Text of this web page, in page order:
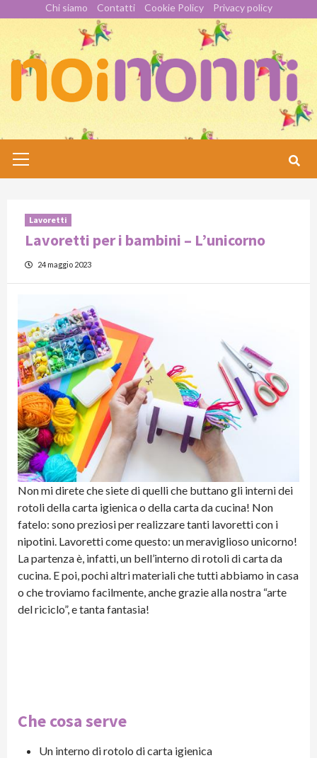
content
Chi siamo Contatti Cookie Policy Privacy policy
Menu
Lavoretti
Lavoretti per i bambini – L’unicorno
24 maggio 2023
Non mi direte che siete di quelli che buttano gli interni dei
rotoli della carta igienica o della carta da cucina! Non
fatelo: sono preziosi per realizzare tanti lavoretti con i
nipotini. Lavoretti come questo: un meraviglioso unicorno!
La partenza è, infatti, un bell’interno di rotoli di carta da
cucina. E poi, pochi altri materiali che tutti abbiamo in casa
o che troviamo facilmente, anche grazie alla nostra “arte
del riciclo”, e tanta fantasia!
Che cosa serve
Un interno di rotolo di carta igienica